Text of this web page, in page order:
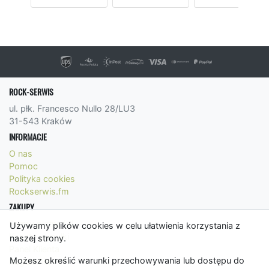
Używamy plików cookies w celu ułatwienia korzystania z
naszej strony.
Możesz określić warunki przechowywania lub dostępu do
ROCK-SERWIS
ul. płk. Francesco Nullo 28/LU3
31-543 Kraków
INFORMACJE
O nas
Pomoc
Polityka cookies
Rockserwis.fm
ZAKUPY
Formy płatności
Koszty wysyłki
Regulamin